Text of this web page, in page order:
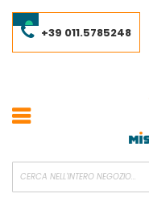
al
contenuto+39 011.5785248
Account